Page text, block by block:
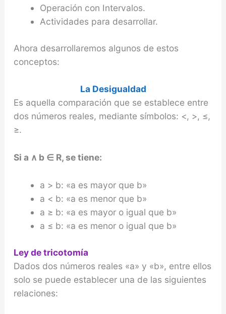
Operación con Intervalos.
Actividades para desarrollar.
Ahora desarrollaremos algunos de estos
conceptos:
La Desigualdad
Es aquella comparación que se establece entre
dos números reales, mediante símbolos: <, >, ≤,
≥.
Si a ∧ b ∈ R, se tiene:
a > b: «a es mayor que b»
a < b: «a es menor que b»
a ≥ b: «a es mayor o igual que b»
a ≤ b: «a es menor o igual que b»
Ley de tricotomía
Dados dos números reales «a» y «b», entre ellos
solo se puede establecer una de las siguientes
relaciones: